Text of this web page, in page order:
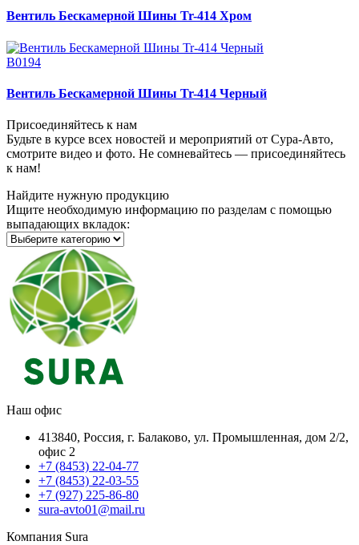
Вентиль Бескамерной Шины Tr-414 Хром
В0194
Вентиль Бескамерной Шины Tr-414 Черный
Присоединяйтесь к нам
Будьте в курсе всех новостей и мероприятий от Сура-Авто,
смотрите видео и фото. Не сомневайтесь — присоединяйтесь
к нам!
Найдите нужную продукцию
Ищите необходимую информацию по разделам с помощью
выпадающих вкладок:
Наш офис
413840, Россия, г. Балаково, ул. Промышленная, дом 2/2,
офис 2
+7 (8453) 22-04-77
+7 (8453) 22-03-55
+7 (927) 225-86-80
sura-avto01@mail.ru
Компания Sura